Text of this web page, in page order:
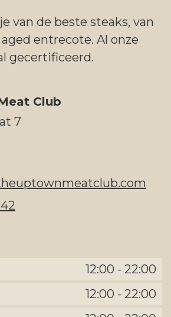
van de beste steaks, van
entrecote. Al onze
gecertificeerd.
Club
7
12:00 - 22:00
12:00 - 22:00